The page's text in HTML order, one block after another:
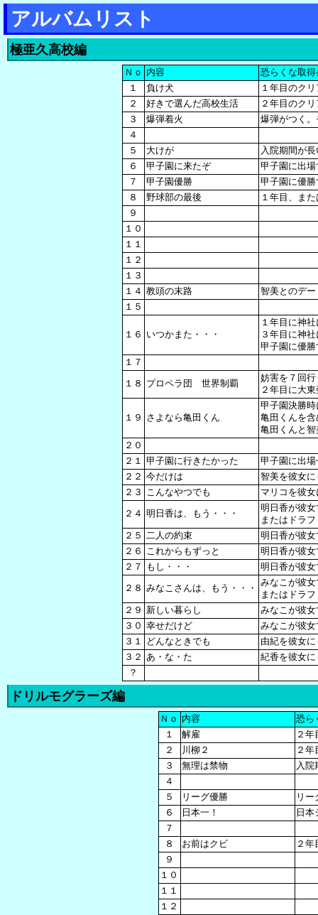
アルバムリスト
極亜久高校編
Ｎｏ 内容
恐らくな取得
１
負け犬
１年目のク
２
好きで選んだ高校生活
２年目のク
３
爆弾着火
爆弾がつく
４
５
大けが
入院期間が
６
甲子園に来たぞ
甲子園に出場
７
甲子園優勝
甲子園に優勝
８
野球部の最後
１年目、ま
９
１０
１１
１２
１３
１４ 教頭の末路
智美とのデ
１５
１６ いつかまた・・・
１年目に神
３年目に神
甲子園に優
１７
１８ プロペラ団 世界制覇
妨害を７回
２年目に大
１９ さよなら亀田くん
甲子園決勝
亀田くんを
亀田くんと
２０
２１ 甲子園に行きたかった
甲子園に出
２２ 今だけは
智美を彼女
２３
こんなやつでも マリコを彼
２４ 明日香は、もう・・・
明日香が彼
またはドラ
２５ 二人の約束
明日香が彼
２６
これからもずっと
明日香が彼
２７
もし・・・ 明日香が彼
２８ みなこさんは、もう・・・
みなこが彼
またはドラ
２９
新しい暮らし
みなこが彼
３０ 幸せだけど
みなこが彼
３１
どんなときでも
由紀を彼女
３２ あ・な・た
紀香を彼女
？
ドリルモグラーズ編
Ｎｏ 内容
恐ら
１
解雇
２
２
川柳２
２
３
無理は禁物
入院
４
５
リーグ優勝
リー
６
日本一！
日
７
８
お前はクビ
２
９
１０
１１
１２